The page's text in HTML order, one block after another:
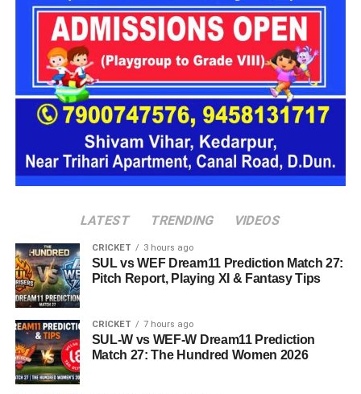
पूछताछ में ये बात सामने आई कि आरोपी अलग-अलग लोगों के सामने अपनी
पहचान बदलता था। कभी वो खुद को गृह मंत्रालय का अधिकारी बताता,
कभी रक्षा मंत्रालय से जुड़ा अफसर और कभी भारतीय सेना का वरिष्ठ
अधिकारी होने का दावा करता था।
देहरादून पुलिस ने किया गिरफ्तार
देहरादून पुलिस
को ये भी जानकारी मिली है कि वो कई होटलों में ठहरने के
बाद भुगतान किए बिना चला जाता था और होटल कर्मचारियों व सुरक्षा
कर्मियों के साथ भी कथित तौर पर धोखाधड़ी करता था।
पुलिस द्वारा की गई तलाशी में आरोपी के पास से सेना की वर्दी, बैज, कैप और
LATEST TRENDING VIDEOS
CRICKET 3 hours ago
SUL vs WEF Dream11 Prediction Match 27:
Pitch Report, Playing XI & Fantasy Tips
CRICKET 7 hours ago
SUL-W vs WEF-W Dream11 Prediction
Match 27: The Hundred Women 2026